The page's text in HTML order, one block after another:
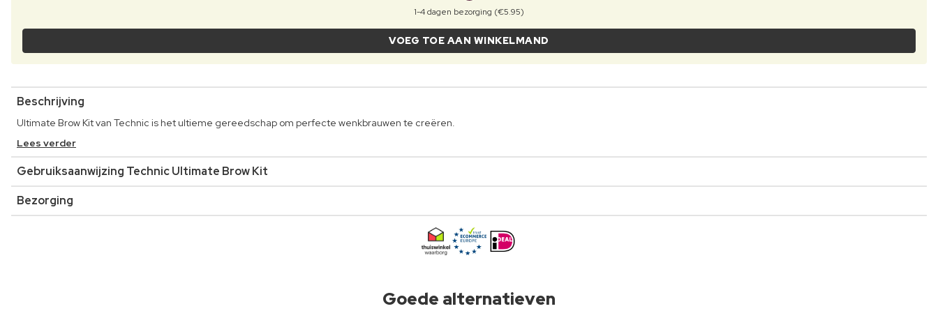
1-4 dagen bezorging (€5.95)
VOEG TOE AAN WINKELMAND
Beschrijving
Ultimate Brow Kit van Technic is het ultieme gereedschap om perfecte wenkbrauwen te creëren.
Lees verder
Gebruiksaanwijzing Technic Ultimate Brow Kit
Bezorging
Goede alternatieven